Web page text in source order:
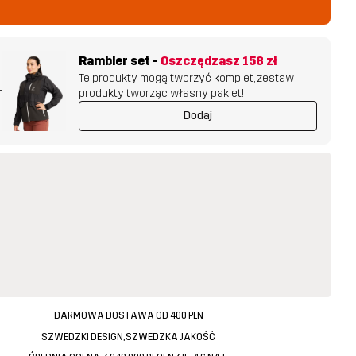
Rambler set - Oszczędzasz 158 zł
Te produkty mogą tworzyć komplet, zestaw
produkty tworząc własny pakiet!
Dodaj
DARMOWA DOSTAWA OD 400 PLN
SZWEDZKI DESIGN, SZWEDZKA JAKOŚĆ